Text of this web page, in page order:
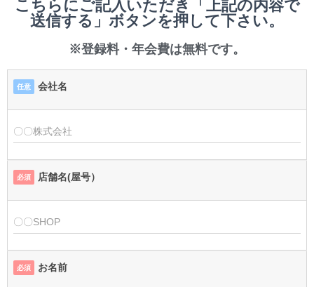
こちらにご記入いただき「上記の内容で
送信する」ボタンを押して下さい。
※登録料・年会費は無料です。
任意 会社名
必須 店舗名(屋号）
必須 お名前